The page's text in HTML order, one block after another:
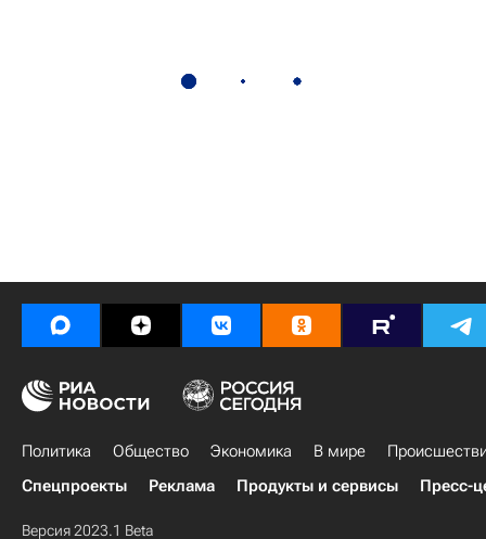
Политика Общество Экономика В мире
Спецпроекты
Реклама Продукты и сервисы Пресс-
Версия 2023.1 Beta